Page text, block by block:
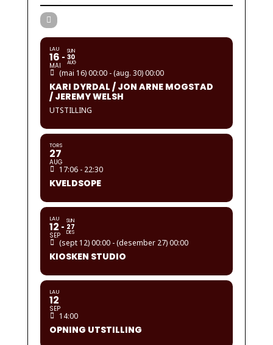
LAU
16
MAI
SUN
30
AUG
(mai 16) 00:00 - (aug. 30) 00:00
KARI DYRDAL / JON ARNE MOGSTAD
/ JEREMY WELSH
UTSTILLING
TORS
27
AUG
17:06 - 22:30
KVELDSOPE
LAU
12
SEP
SUN
27
DES
(sept 12) 00:00 - (desember 27) 00:00
KIOSKEN STUDIO
LAU
12
SEP
14:00
OPNING UTSTILLING